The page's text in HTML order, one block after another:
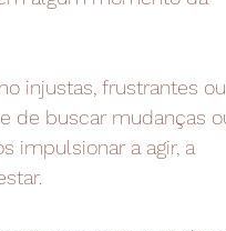
injustas, frustrantes ou
de buscar mudanças
impulsionar a agir, a